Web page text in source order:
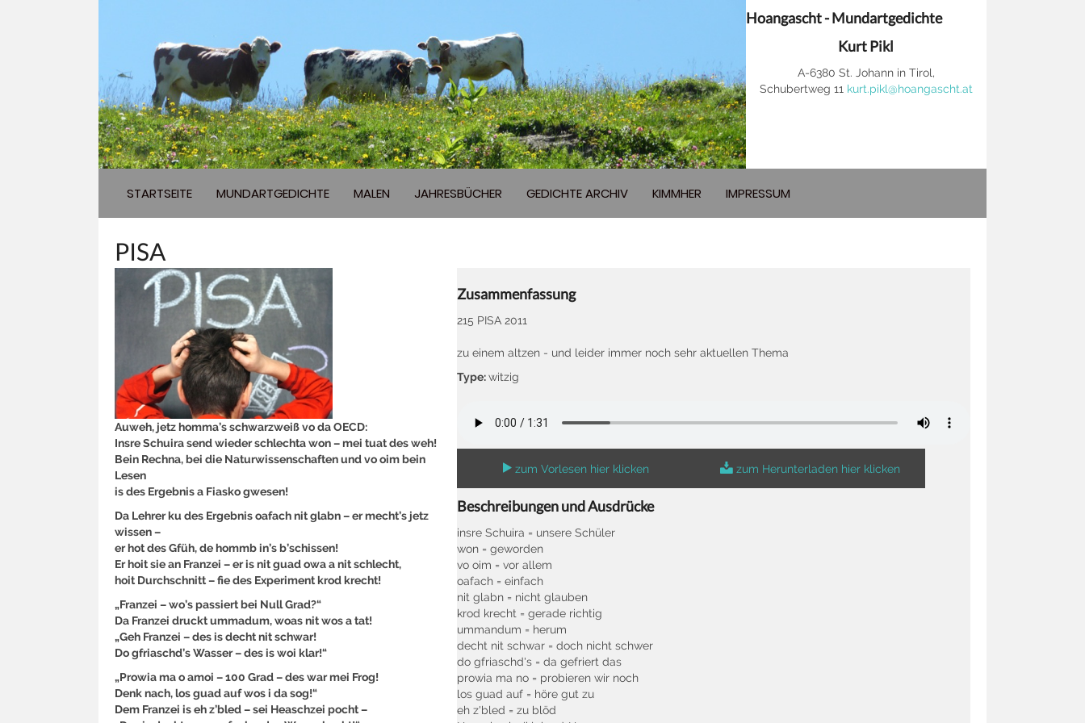
Hoangascht - Mundartgedichte
Kurt Pikl
A-6380 St. Johann in Tirol,
Schubertweg 11 kurt.pikl@hoangascht.at
STARTSEITE MUNDARTGEDICHTE MALEN JAHRESBÜCHER GEDICHTE ARCHIV KIMMHER IMPRESSUM
PISA
Auweh, jetz homma’s schwarzweiß vo da OECD:
Insre Schuira send wieder schlechta won – mei tuat des weh!
Bein Rechna, bei die Naturwissenschaften und vo oim bein
Lesen
is des Ergebnis a Fiasko gwesen!
Da Lehrer ku des Ergebnis oafach nit glabn – er mecht’s jetz
wissen –
er hot des Gfüh, de hommb in’s b’schissen!
Er hoit sie an Franzei – er is nit guad owa a nit schlecht,
hoit Durchschnitt – fie des Experiment krod krecht!
„Franzei – wo’s passiert bei Null Grad?“
Da Franzei druckt ummadum, woas nit wos a tat!
„Geh Franzei – des is decht nit schwar!
Do gfriaschd’s Wasser – des is woi klar!“
„Prowia ma o amoi – 100 Grad – des war mei Frog!
Denk nach, los guad auf wos i da sog!“
Dem Franzei is eh z’bled – sei Heaschzei pocht –
Zusammenfassung
215 PISA 2011
zu einem altzen - und leider immer noch sehr aktuellen Thema
Type:witzig
zum Vorlesen hier klicken zum Herunterladen hier klicken
Beschreibungen und Ausdrücke
insre Schuira = unsere Schüler
won = geworden
vo oim = vor allem
oafach = einfach
nit glabn = nicht glauben
krod krecht = gerade richtig
ummandum = herum
decht nit schwar = doch nicht schwer
do gfriaschd's = da gefriert das
prowia ma no = probieren wir noch
los guad auf = höre gut zu
eh z'bled = zu blöd